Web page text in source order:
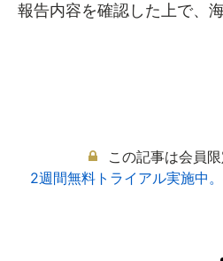
報告内容を確認した上で、
この記事は会員
2週間無料トライアル実施中